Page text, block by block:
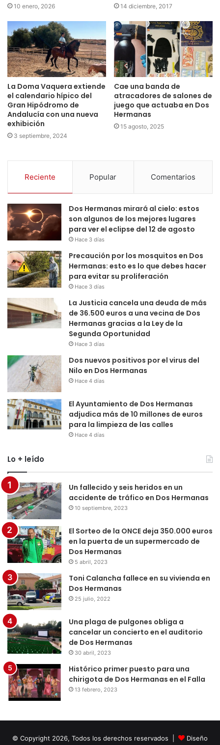
10 enero, 2026 14 diciembre, 2017
La Doma Vaquera extiende
el calendario hípico del
Gran Hipódromo de
Andalucía con una nueva
exhibición
3 septiembre, 2024
Cae una banda de
atracadores de salones de
juego que actuaba en Dos
Hermanas
15 agosto, 2025
Reciente Popular Comentarios
Dos Hermanas mirará al cielo: estos
son algunos de los mejores lugares
para ver el eclipse del 12 de agosto
Hace 3 días
Precaución por los mosquitos en Dos
Hermanas: esto es lo que debes hacer
para evitar su proliferación
Hace 3 días
La Justicia cancela una deuda de más
de 36.500 euros a una vecina de Dos
Hermanas gracias a la Ley de la
Segunda Oportunidad
Hace 3 días
Dos nuevos positivos por el virus del
Nilo en Dos Hermanas
Hace 4 días
El Ayuntamiento de Dos Hermanas
adjudica más de 10 millones de euros
para la limpieza de las calles
Hace 4 días
Lo + leído
Un fallecido y seis heridos en un
accidente de tráfico en Dos Hermanas
10 septiembre, 2023
El Sorteo de la ONCE deja 350.000 euros
en la puerta de un supermercado de
Dos Hermanas
5 abril, 2023
Toni Calancha fallece en su vivienda en
Dos Hermanas
25 julio, 2022
Una plaga de pulgones obliga a
cancelar un concierto en el auditorio
de Dos Hermanas
30 abril, 2023
Histórico primer puesto para una
chirigota de Dos Hermanas en el Falla
13 febrero, 2023
© Copyright 2026, Todos los derechos reservados | Diseño